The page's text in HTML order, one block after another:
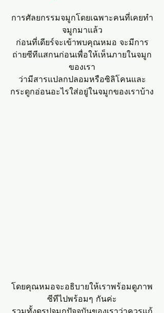
การศัลยกรรมจมูกโดยเฉพาะคนที่เคยทำ
จมูกมาแล้ว
ก่อนที่เดียร์จะเข้าพบคุณหมอ จะมีการ
ถ่ายซีทีแสกนก่อนเพื่อให้เห็นภายในจมูก
ของเรา
ว่ามีสารแปลกปลอมหรือซิลิโคนและ
กระดูกอ่อนอะไรใส่อยู่ในจมูกของเราบ้าง
โดยคุณหมอจะอธิบายให้เราพร้อมดูภาพ
ซีทีไปพร้อมๆ กันค่ะ